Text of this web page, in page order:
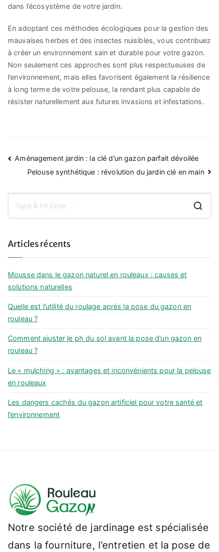
dans l’écosystème de votre jardin.
En adoptant ces méthodes écologiques pour la gestion des
mauvaises herbes et des insectes nuisibles, vous contribuez
à créer un environnement sain et durable pour votre gazon.
Non seulement ces approches sont plus respectueuses de
l’environnement, mais elles favorisent également la résilience
à long terme de votre pelouse, la rendant plus capable de
résister naturellement aux futures invasions et infestations.
Navigation
l’article
Aménagement jardin : la clé d’un gazon parfait dévoilée
Pelouse synthétique : révolution du jardin clé en main
c
Articles récents
Mousse dans le gazon naturel en rouleaux : causes et
solutions naturelles
Quelle est l’utilité du roulage après la pose du gazon en
rouleau ?
Comment ajuster le ph du sol avant la pose d’un gazon en
rouleau ?
Le « mulching » : avantages et inconvénients pour la pelouse
en rouleaux
Les dangers cachés du gazon artificiel pour votre santé et
l’environnement
Notre société de jardinage est spécialisée
dans la fourniture, l’entretien et la pose de